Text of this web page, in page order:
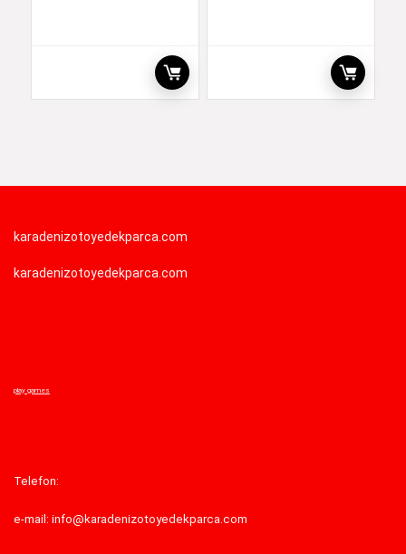
karadenizotoyedekparca.com
karadenizotoyedekparca.com
play games
Telefon:
e-mail: info@karadenizotoyedekparca.com